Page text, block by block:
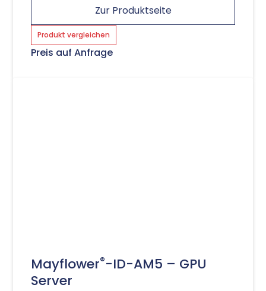
Zur Produktseite
Produkt vergleichen
Preis auf Anfrage
Mayflower®-ID-AM5 – GPU
Server